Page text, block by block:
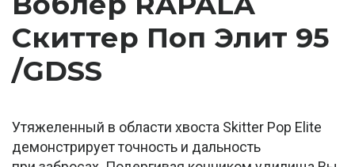
Скиттер Поп Элит 95
/GDSS
Утяжеленный в области хвоста Skitter Pop Elite
демонстрирует точность и дальность